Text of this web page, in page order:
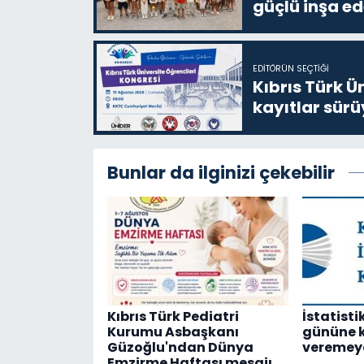
güçlü inşa
EDITÖRÜN SEÇTIĞI
Kıbrıs Türk
kayıtlar
Bunlar da ilginizi çekebilir
Kıbrıs Türk Pediatri
Kurumu Asbaşkanı
Güzoğlu'ndan Dünya
gününe